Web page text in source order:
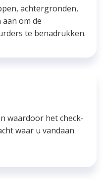
achtergronden,
om de
te benadrukken.
waardoor het check-
waar u vandaan